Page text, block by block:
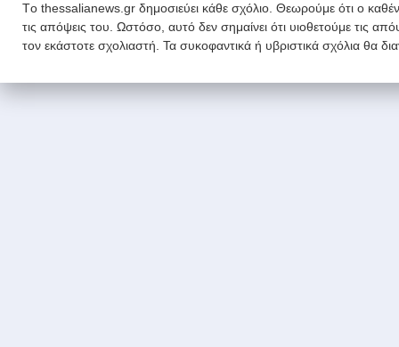
Tο thessalianews.gr δημοσιεύει κάθε σχόλιο. Θεωρούμε ότι ο
τις απόψεις του. Ωστόσο, αυτό δεν σημαίνει ότι υιοθετούμε τις
τον εκάστοτε σχολιαστή. Τα συκοφαντικά ή υβριστικά σχόλια θα